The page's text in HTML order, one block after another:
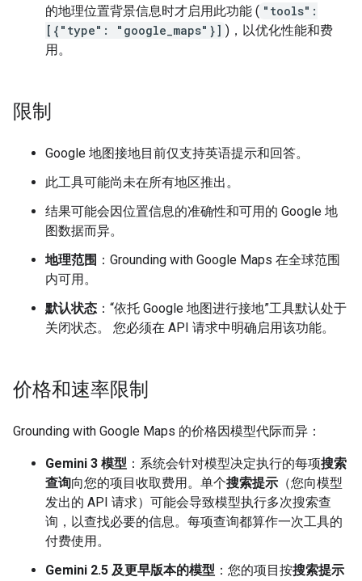
的地理位置背景信息时才启用此功能 ( "tools":
[{"type": "google_maps"}] )，以优化性能和费
用。
限制
Google 地图接地目前仅支持英语提示和回答。
此工具可能尚未在所有地区推出。
结果可能会因位置信息的准确性和可用的 Google 地
图数据而异。
地理范围 ：Grounding with Google Maps 在全球范围
内可用。
默认状态 ：“依托 Google 地图进行接地”工具默认处于
关闭状态。 您必须在 API 请求中明确启用该功能。
价格和速率限制
Grounding with Google Maps 的价格因模型代际而异：
Gemini 3 模型 ：系统会针对模型决定执行的每项搜索
查询向您的项目收取费用。单个搜索提示 （您向模型
发出的 API 请求）可能会导致模型执行多次搜索查
询，以查找必要的信息。每项查询都算作一次工具的
付费使用。
Gemini 2.5 及更早版本的模型 ：您的项目按搜索提示